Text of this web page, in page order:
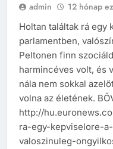
admin 12 hónap
Holtan találtak rá egy
parlamentben,
Peltonen finn
harmincéves volt, és
nála nem sokkal
volna az életének.
http://
ra-egy-kepviselore-
valoszinuleg-